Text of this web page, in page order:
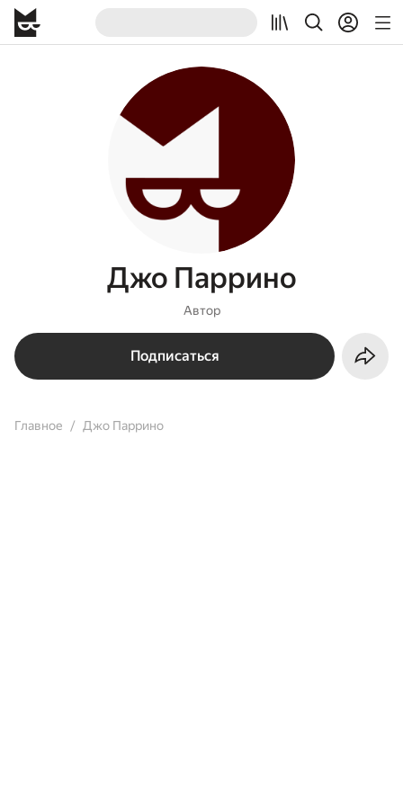
Джо Паррино
Автор
Подписаться
Главное Джо Паррино